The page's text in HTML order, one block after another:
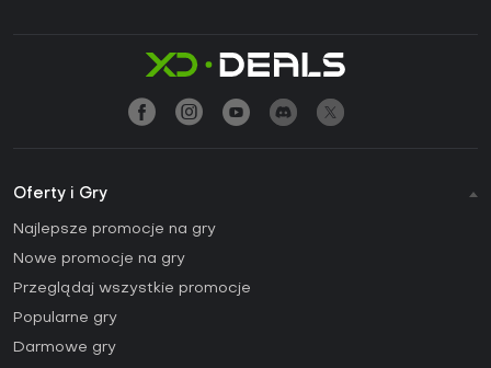
Oferty i Gry
Najlepsze promocje na gry
Nowe promocje na gry
Przeglądaj wszystkie promocje
Popularne gry
Darmowe gry